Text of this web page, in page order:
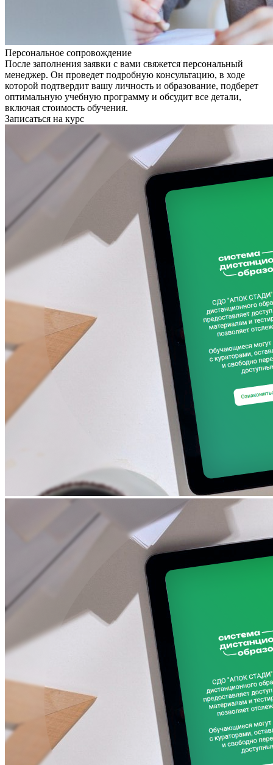
Персональное сопровождение
После заполнения заявки с вами свяжется персональный
менеджер. Он проведет подробную консультацию, в ходе
которой подтвердит вашу личность и образование, подберет
оптимальную учебную программу и обсудит все детали,
включая стоимость обучения.
Записаться на курс